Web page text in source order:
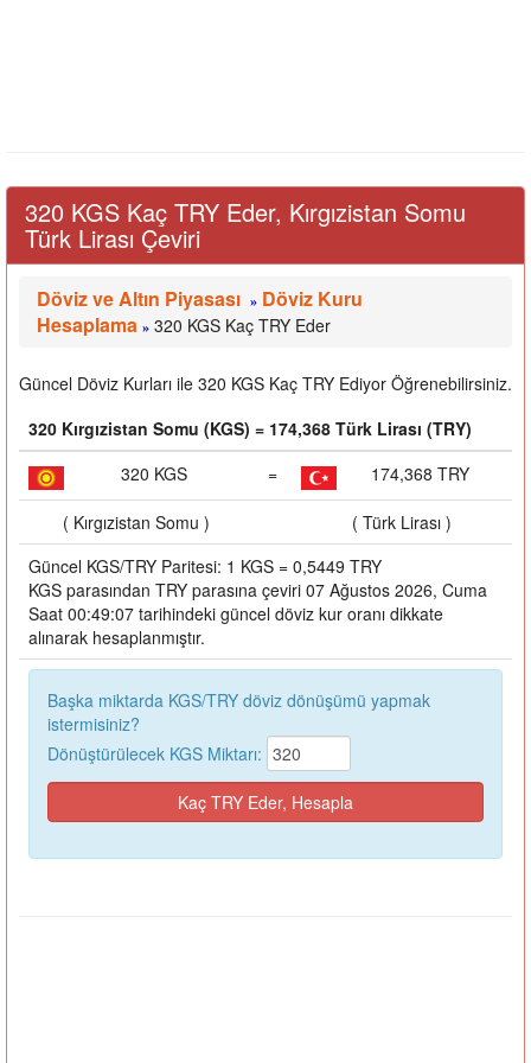
320 KGS Kaç TRY Eder, Kırgızistan Somu
Türk Lirası Çeviri
Döviz ve Altın Piyasası » Döviz Kuru
Hesaplama » 320 KGS Kaç TRY Eder
Güncel Döviz Kurları ile 320 KGS Kaç TRY Ediyor Öğrenebilirsiniz.
320 Kırgızistan Somu (KGS) = 174,368 Türk Lirası (TRY)
320 KGS
= 174,368 TRY
( Kırgızistan Somu )
( Türk Lirası )
Güncel KGS/TRY Paritesi: 1 KGS = 0,5449 TRY
KGS parasından TRY parasına çeviri 07 Ağustos 2026, Cuma
Saat 00:49:07 tarihindeki güncel döviz kur oranı dikkate
alınarak hesaplanmıştır.
Başka miktarda KGS/TRY döviz dönüşümü yapmak
istermisiniz?
Dönüştürülecek KGS Miktarı: